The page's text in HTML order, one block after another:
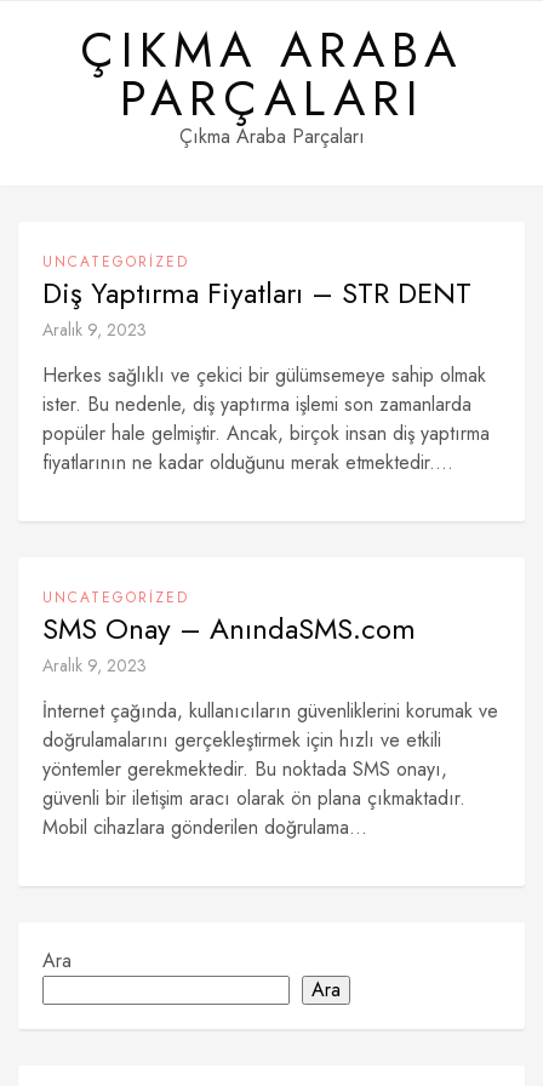
ÇIKMA ARABA
PARÇALARI
Çıkma Araba Parçaları
UNCATEGORIZED
Diş Yaptırma Fiyatları – STR DENT
Aralık 9, 2023
Herkes sağlıklı ve çekici bir gülümsemeye sahip olmak
ister. Bu nedenle, diş yaptırma işlemi son zamanlarda
popüler hale gelmiştir. Ancak, birçok insan diş yaptırma
fiyatlarının ne kadar olduğunu merak etmektedir....
UNCATEGORIZED
SMS Onay – AnındaSMS.com
Aralık 9, 2023
İnternet çağında, kullanıcıların güvenliklerini korumak ve
doğrulamalarını gerçekleştirmek için hızlı ve etkili
yöntemler gerekmektedir. Bu noktada SMS onayı,
güvenli bir iletişim aracı olarak ön plana çıkmaktadır.
Mobil cihazlara gönderilen doğrulama...
Ara
Ara